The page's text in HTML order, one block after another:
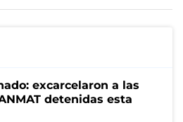
excarcelaron a las
detenidas esta